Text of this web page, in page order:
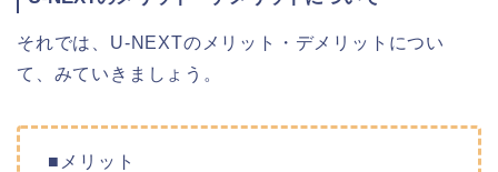
それでは、U-NEXTのメリット・デメリットについ
て、みていきましょう。
■メリット